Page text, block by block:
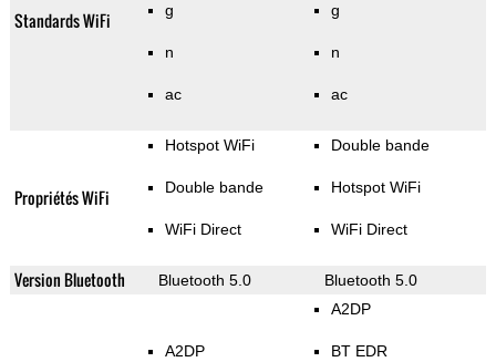
Standards WiFi g
n
ac
g
n
ac
Propriétés WiFi
Hotspot WiFi
Double bande
WiFi Direct
Double bande
Hotspot WiFi
WiFi Direct
Version Bluetooth Bluetooth 5.0 Bluetooth 5.0
A2DP
A2DP
BT EDR